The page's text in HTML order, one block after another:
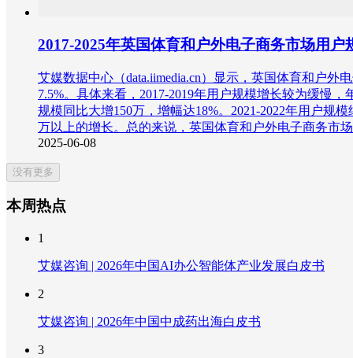
2017-2025年英国体育和户外电子商务市场用户
艾媒数据中心（data.iimedia.cn）显示，英国体育和户外
7.5%。具体来看，2017-2019年用户规模增长较为缓慢
规模同比大增150万，增幅达18%。2021-2022年用户规
万以上的增长。总的来说，英国体育和户外电子商务市
2025-06-08
没有更多
本周热点
1
艾媒咨询 | 2026年中国AI办公智能体产业发展白皮书
2
艾媒咨询 | 2026年中国中成药出海白皮书
3